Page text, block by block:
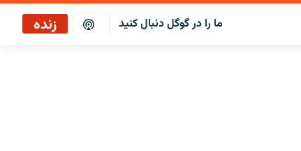
ما را در گوگل دنبال کنید زنده